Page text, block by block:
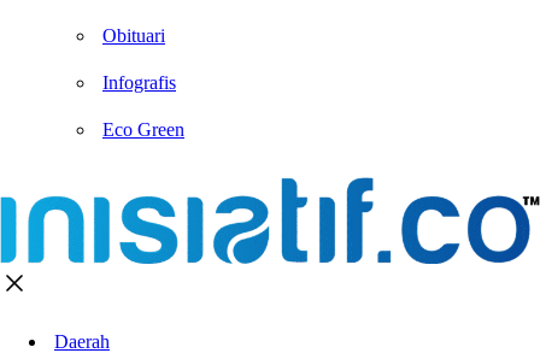
Obituari
Infografis
Eco Green
Daerah